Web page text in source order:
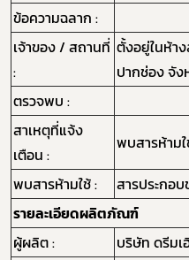
ข้อความฉลาก :
เจ้าของ / สถานที่
:
ตั้งอยู่ในห้า
ปากช่อง จัง
ตรวจพบ :
สาเหตุที่แจ้ง
เตือน :
พบสารห้าม
พบสารห้ามใช้ :
สารประกอ
รายละเอียดผลิตภัณฑ์
ผู้ผลิต :
บริษัท ดรีมเ